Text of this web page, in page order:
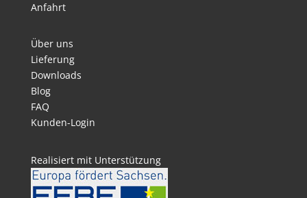
Anfahrt
Über uns
Lieferung
Downloads
Blog
FAQ
Kunden-Login
Realisiert mit Unterstützung